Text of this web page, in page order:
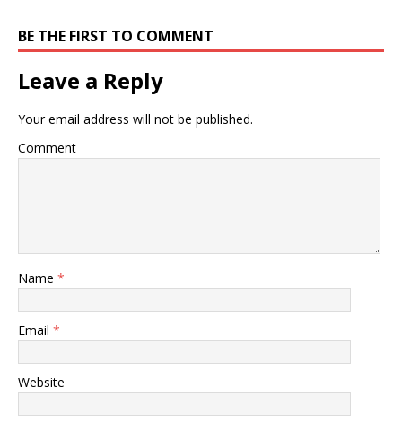
BE THE FIRST TO COMMENT
Leave a Reply
Your email address will not be published.
Comment
Name *
Email *
Website